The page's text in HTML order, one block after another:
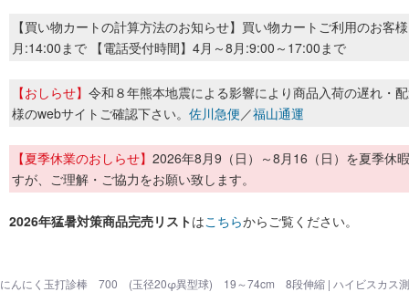
【買い物カートの計算方法のお知らせ】買い物カートご利用のお客
月:14:00まで 【電話受付時間】4月～8月:9:00～17:00まで
【おしらせ】 令和８年熊本地震による影響により商品入荷の遅れ・
様のwebサイトご確認下さい。 佐川急便／福山通運
【夏季休業のおしらせ】 2026年8月9（日）～8月16（日）を夏季休
すが、ご理解・ご協力をお願い致します。
2026年猛暑対策商品完売リストはこちらからご覧ください。
にんにく玉打診棒 700 (玉径20φ異型球) 19～74cm 8段伸縮 | ハイビスカス測